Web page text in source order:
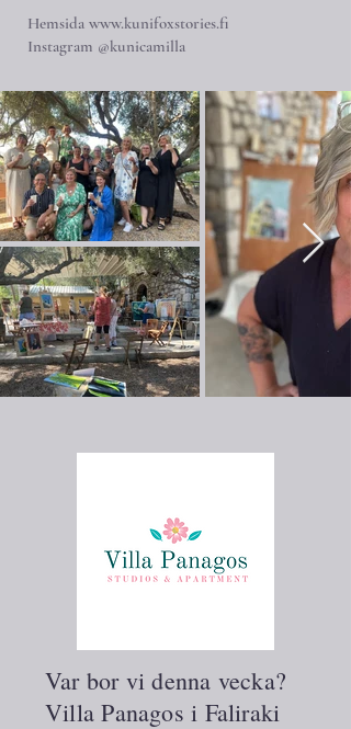
Hemsida www.kunifoxstories.fi
Instagram @kunicamilla
Var bor vi denna vecka?
Villa Panagos i Faliraki